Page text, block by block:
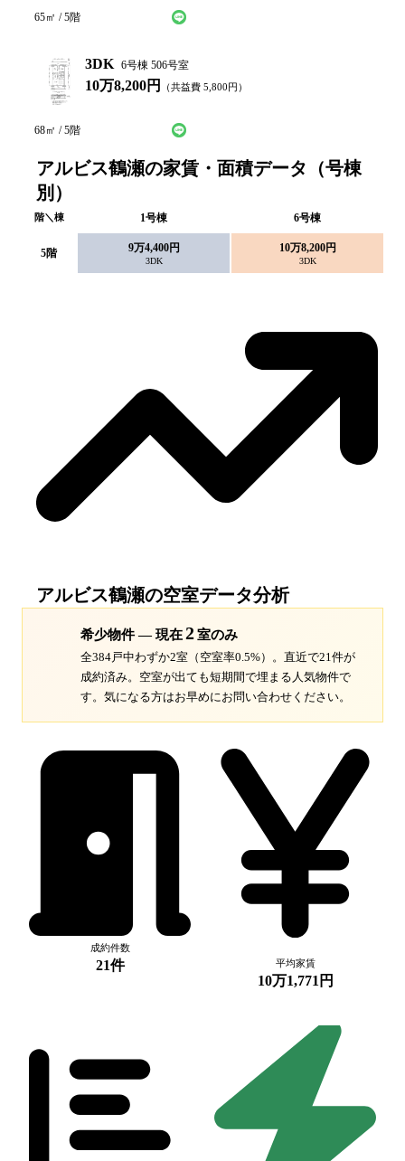
65㎡ /5階
3DK 6号棟 506号室
10万8,200円 （共益費 5,800 円）
68㎡ /5階
アルビス鶴瀬の家賃・面積データ（号棟
別）
階＼棟 1号棟 6号棟
5階 9万4,400円
3DK
10万8,200円
3DK
アルビス鶴瀬の空室データ分析
希少物件 — 現在2室のみ
全384戸中わずか2室（空室率0.5%）。 直近で21件が
成約済み。空室が出ても短期間で埋まる人気物件で
す。 気になる方はお早めにお問い合わせください。
成約件数
21件 平均家賃
10万1,771円